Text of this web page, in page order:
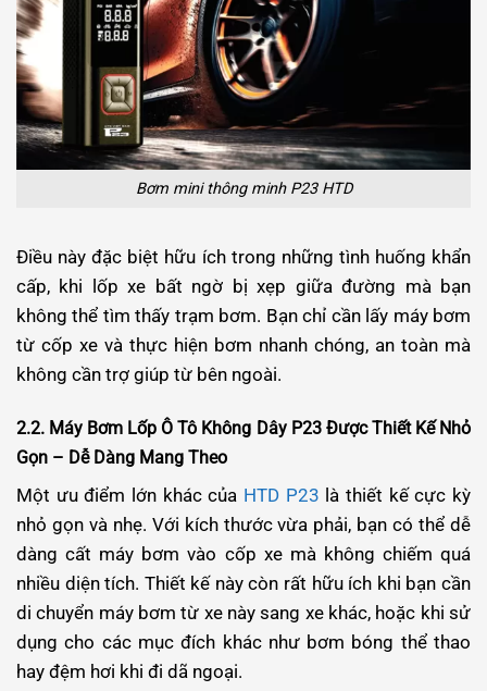
Bơm mini thông minh P23 HTD
Điều này đặc biệt hữu ích trong những tình huống khẩn
cấp, khi lốp xe bất ngờ bị xẹp giữa đường mà bạn
không thể tìm thấy trạm bơm. Bạn chỉ cần lấy máy bơm
từ cốp xe và thực hiện bơm nhanh chóng, an toàn mà
không cần trợ giúp từ bên ngoài.
2.2. Máy Bơm Lốp Ô Tô Không Dây P23 Được Thiết Kế Nhỏ
Gọn – Dễ Dàng Mang Theo
Một ưu điểm lớn khác của HTD P23 là thiết kế cực kỳ
nhỏ gọn và nhẹ. Với kích thước vừa phải, bạn có thể dễ
dàng cất máy bơm vào cốp xe mà không chiếm quá
nhiều diện tích. Thiết kế này còn rất hữu ích khi bạn cần
di chuyển máy bơm từ xe này sang xe khác, hoặc khi sử
dụng cho các mục đích khác như bơm bóng thể thao
hay đệm hơi khi đi dã ngoại.